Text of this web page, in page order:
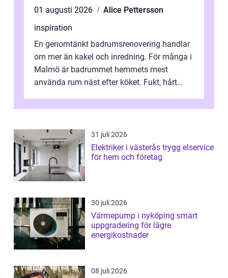
01 augusti 2026
Alice Pettersson
inspiration
En genomtänkt badrumsrenovering handlar
om mer än kakel och inredning. För många i
Malmö är badrummet hemmets mest
använda rum näst efter köket. Fukt, hårt
...
31 juli 2026
Elektriker i västerås trygg elservice
för hem och företag
30 juli 2026
Värmepump i nyköping smart
uppgradering för lägre
energikostnader
08 juli 2026